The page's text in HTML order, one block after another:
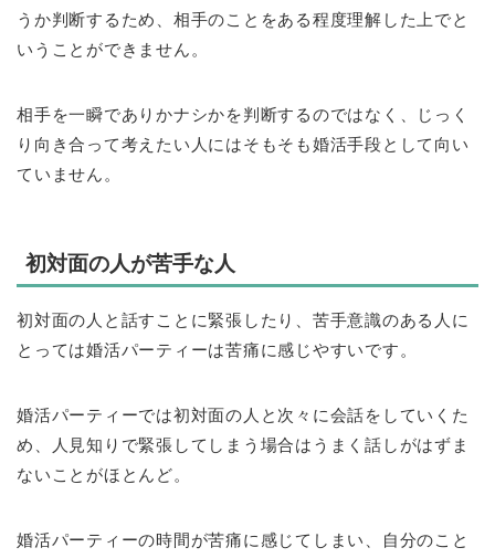
うか判断するため、相手のことをある程度理解した上でと
いうことができません。
相手を一瞬でありかナシかを判断するのではなく、じっく
り向き合って考えたい人にはそもそも婚活手段として向い
ていません。
初対面の人が苦手な人
初対面の人と話すことに緊張したり、苦手意識のある人に
とっては婚活パーティーは苦痛に感じやすいです。
婚活パーティーでは初対面の人と次々に会話をしていくた
め、人見知りで緊張してしまう場合はうまく話しがはずま
ないことがほとんど。
婚活パーティーの時間が苦痛に感じてしまい、自分のこと